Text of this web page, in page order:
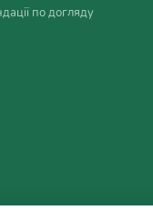
по догляду